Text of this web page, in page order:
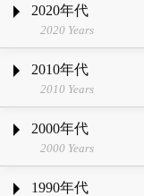
2020年代
2020 Years
2010年代
2010 Years
2000年代
2000 Years
1990年代